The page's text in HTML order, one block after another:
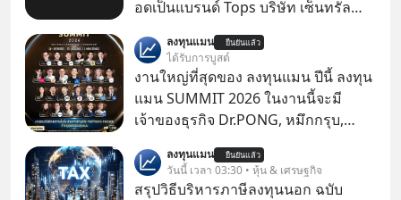
อดเป็นแบรนด์ Tops บริษัท เซ็นทรัล
CRC แจ้งตลาดหลักทรัพย์ฯ ว่า บริษัท
เซ็นทรัล ฟู้ด รีเทล จำกัด (CFR) ซึ่งเป็น
บริษัทย่อยที่ CRC ถือหุ้นทั้งทางตรงและ
ทางอ้อม 100%
ลงทุนแมน ยืนยันแล้ว
ได้รับการบูสต์
งานใหญ่ที่สุดของ ลงทุนแมน ปีนี้ ลงทุน
แมน SUMMIT 2026 ในงานนี้จะมี
เจ้าของธุรกิจ Dr.PONG, หมึกกรุบ,
Fastwork, MizuMi, KARMART, อิชิตัน
มาแชร์ความรู้การสร้างธุรกิจ
ลงทุนแมน ยืนยันแล้ว
วันนี้ เวลา 03:30 • หุ้น & เศรษฐกิจ
สรุปวิธีบริหารภาษีลงทุนนอก ฉบับ